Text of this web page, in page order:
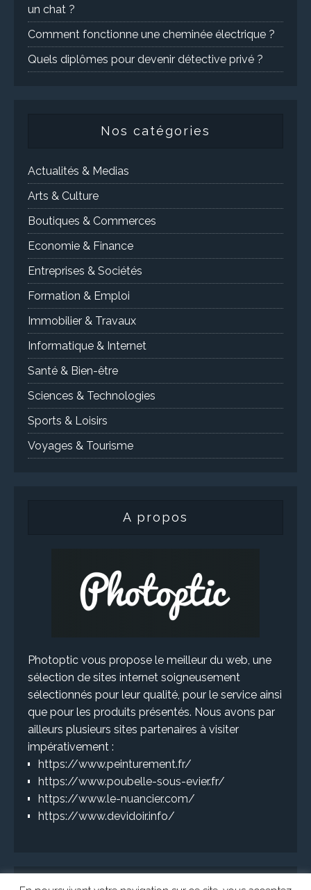
un chat ?
Comment fonctionne une cheminée électrique ?
Quels diplômes pour devenir détective privé ?
Nos catégories
Actualités & Medias
Arts & Culture
Boutiques & Commerces
Economie & Finance
Entreprises & Sociétés
Formation & Emploi
Immobilier & Travaux
Informatique & Internet
Santé & Bien-être
Sciences & Technologies
Sports & Loisirs
Voyages & Tourisme
A propos
Photoptic vous propose le meilleur du web, une
sélection de sites internet soigneusement
sélectionnés pour leur qualité, pour le service ainsi
que pour les produits présentés. Nous avons par
ailleurs plusieurs sites partenaires à visiter
impérativement :
https://www.peinturement.fr/
https://www.poubelle-sous-evier.fr/
https://www.le-nuancier.com/
https://www.devidoir.info/